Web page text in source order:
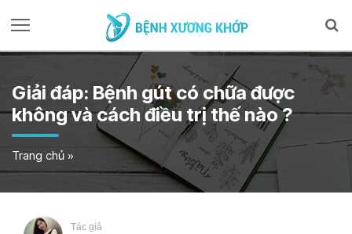
Giải đáp: Bệnh gút có chữa được
không và cách điều trị thế nào ?
Trang chủ »
Tác giả